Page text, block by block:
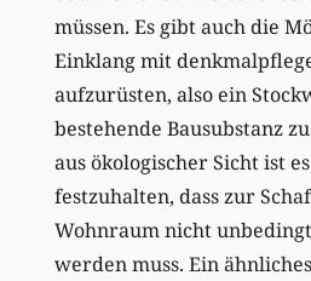
müssen. Es gibt auch die
Einklang mit
aufzurüsten, also ein
bestehende Bausubstanz
aus ökologischer Sicht ist
festzuhalten, dass zur
Wohnraum nicht
werden muss. Ein